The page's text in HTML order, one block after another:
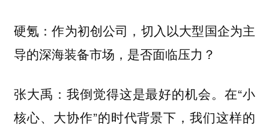
硬氪：作为初创公司，切入以大型国企为主
导的深海装备市场，是否面临压力？
张大禹： 我倒觉得这是最好的机会。在“小
核心、大协作”的时代背景下，我们这样的